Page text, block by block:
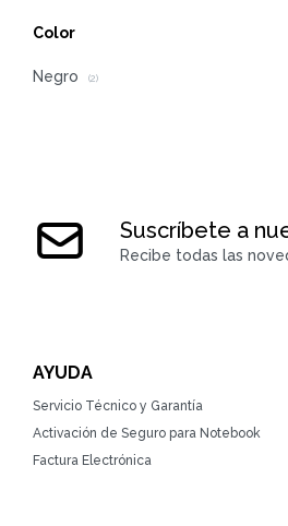
Color
Negro (2)
Suscríbete a
Recibe todas las
AYUDA
Servicio Técnico y Garantía
Activación de Seguro para Notebook
Factura Electrónica